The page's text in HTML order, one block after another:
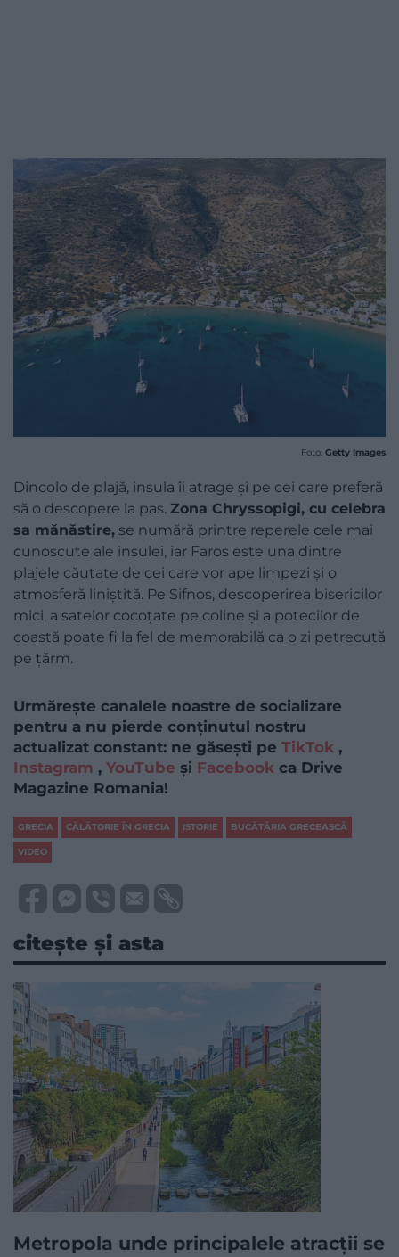
Foto: Getty Images
Dincolo de plajă, insula îi atrage și pe cei care preferă
să o descopere la pas. Zona Chryssopigi, cu celebra
sa mănăstire, se numără printre reperele cele mai
cunoscute ale insulei, iar Faros este una dintre
plajele căutate de cei care vor ape limpezi și o
atmosferă liniștită. Pe Sifnos, descoperirea bisericilor
mici, a satelor cocoțate pe coline și a potecilor de
coastă poate fi la fel de memorabilă ca o zi petrecută
pe țărm.
Urmărește canalele noastre de socializare
pentru a nu pierde conținutul nostru
actualizat constant: ne găsești pe TikTok ,
Instagram , YouTube și Facebook ca Drive
Magazine Romania!
GRECIA CĂLĂTORIE ÎN GRECIA ISTORIE BUCĂTĂRIA GRECEASCĂ
VIDEO
citește și asta
Metropola unde principalele atracții se